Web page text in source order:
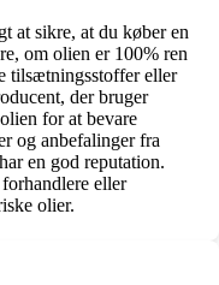
at sikre, at du køber en
om olien er 100% ren
tilsætningsstoffer eller
der bruger
for at bevare
og anbefalinger fra
en god reputation.
eller
olier.